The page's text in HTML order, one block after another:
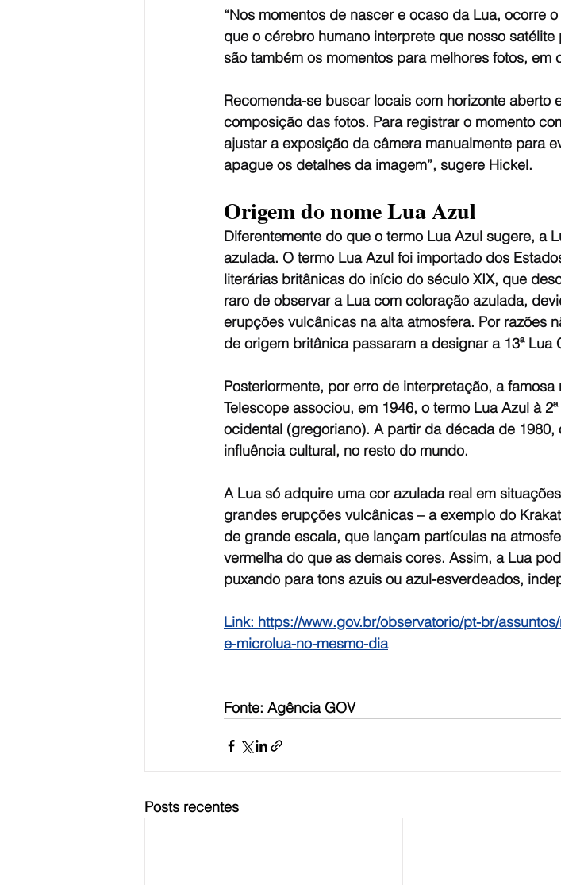
“Nos momentos de nascer e ocaso da Lua, ocorre
que o cérebro humano interprete que nosso
são também os momentos para melhores fotos,
Recomenda-se buscar locais com horizonte aberto
composição das fotos. Para registrar o momento
ajustar a exposição da câmera manualmente para
apague os detalhes da imagem”, sugere Hickel.
Origem do nome Lua Azul
Diferentemente do que o termo Lua Azul sugere, a
azulada. O termo Lua Azul foi importado dos
literárias britânicas do início do século XIX, que
raro de observar a Lua com coloração azulada,
erupções vulcânicas na alta atmosfera. Por razões
de origem britânica passaram a designar a 13ª Lua
Posteriormente, por erro de interpretação, a
Telescope associou, em 1946, o termo Lua Azul à
ocidental (gregoriano). A partir da década de
influência cultural, no resto do mundo.
A Lua só adquire uma cor azulada real em
grandes erupções vulcânicas – a exemplo do
de grande escala, que lançam partículas na
vermelha do que as demais cores. Assim, a Lua
puxando para tons azuis ou azul-esverdeados,
Link: https://www.gov.br/observatorio/pt-br/
e-microlua-no-mesmo-dia
Fonte: Agência GOV
Posts recentes